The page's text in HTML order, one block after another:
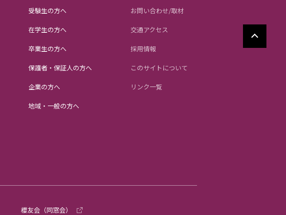
受験生の方へ
在学生の方へ
卒業生の方へ
保護者・保証人の方へ
企業の方へ
地域・一般の方へ
お問い合わせ/取材
交通アクセス
採用情報
このサイトについて
リンク一覧
櫻友会（同窓会）